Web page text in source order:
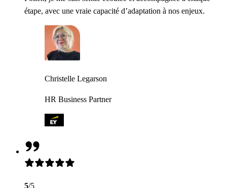
étape, avec une vraie capacité d’adaptation à nos enjeux.
Christelle Legarson
HR Business Partner
5/5